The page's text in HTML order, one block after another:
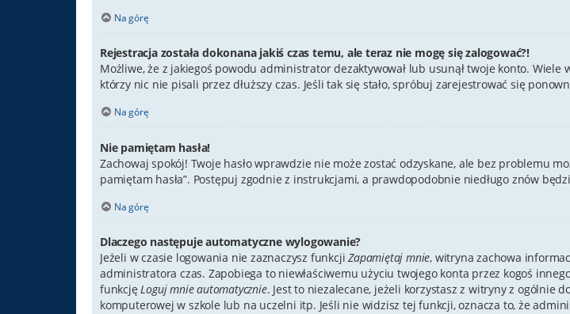
Na górę
Rejestracja została dokonana jakiś czas temu, ale teraz nie mogę się zalogować?!
Możliwe, że z jakiegoś powodu administrator dezaktywował lub usunął twoje konto.
którzy nic nie pisali przez dłuższy czas. Jeśli tak się stało, spróbuj zarejestrować się
Na górę
Nie pamiętam hasła!
Zachowaj spokój! Twoje hasło wprawdzie nie może zostać odzyskane, ale bez problemu
pamiętam hasła”. Postępuj zgodnie z instrukcjami, a prawdopodobnie niedługo znów
Na górę
Dlaczego następuje automatyczne wylogowanie?
Jeżeli w czasie logowania nie zaznaczysz funkcjiZapamiętaj mnie, witryna zachowa
administratora czas. Zapobiega to niewłaściwemu użyciu twojego konta przez kogoś
funkcjęLoguj mnie automatycznie. Jest to niezalecane, jeżeli korzystasz z witryny z ogólnie
komputerowej w szkole lub na uczelni itp. Jeśli nie widzisz tej funkcji, oznacza to, że